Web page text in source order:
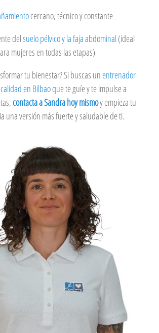
cercano, técnico y constante
delsuelo pélvico y la faja abdominal(ideal
mujeres en todas las etapas)
tu bienestar? Si buscas unentrenador
en Bilbaoque te guíe y te impulse a
contacta a Sandra hoy mismoy empieza tu
una versión más fuerte y saludable de ti.